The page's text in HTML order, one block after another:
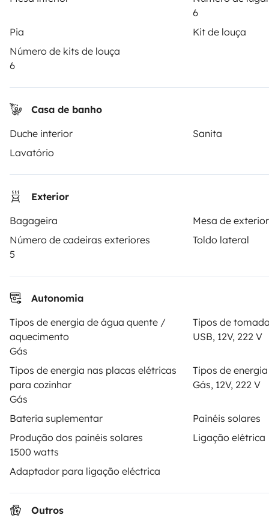
6
Pia
Kit de louça
Número de kits de louça
6
Casa de banho
Duche interior
Sanita
Lavatório
Exterior
Bagageira
Mesa de exterior
Número de cadeiras exteriores
5
Toldo lateral
Autonomia
Tipos de energia de água quente /
aquecimento
Gás
Tipos de
USB, 12V, 222 V
Tipos de energia nas placas elétricas
para cozinhar
Gás
Tipos de
Gás, 12V, 222 V
Bateria suplementar
Painéis solares
Produção dos painéis solares
1500 watts
Ligação elétrica
Adaptador para ligação eléctrica
Outros